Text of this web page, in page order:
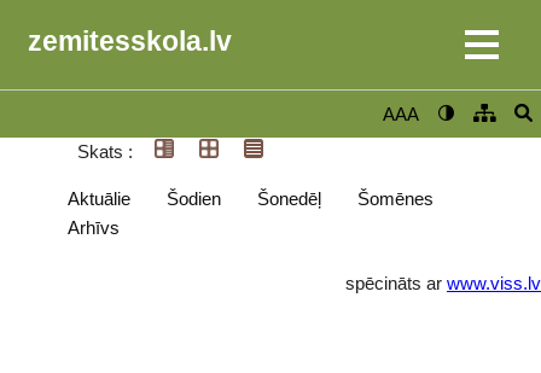
zemitesskola.lv
AAA
Skats :
Aktuālie Šodien Šonedēļ
Šomēnes
Arhīvs
spēcināts ar www.viss.lv